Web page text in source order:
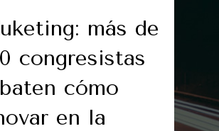
más de
congresistas
cómo
en la